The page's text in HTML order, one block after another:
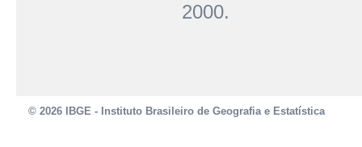
2000.
© 2026 IBGE - Instituto Brasileiro de Geografia e Estatística